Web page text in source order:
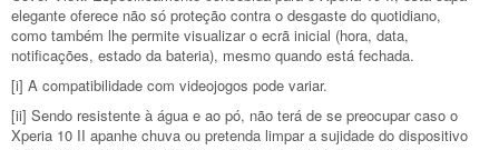
elegante oferece não só proteção contra o desgaste do quotidiano,
como também lhe permite visualizar o ecrã inicial (hora, data,
notificações, estado da bateria), mesmo quando está fechada.
[i] A compatibilidade com videojogos pode variar.
[ii] Sendo resistente à água e ao pó, não terá de se preocupar caso o
Xperia 10 II apanhe chuva ou pretenda limpar a sujidade do dispositivo